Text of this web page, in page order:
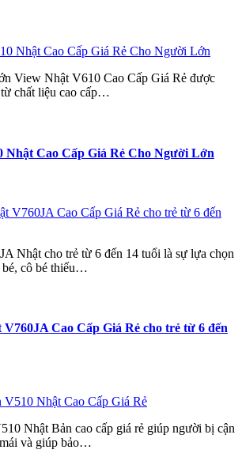
View Nhật V610 Cao Cấp Giá Rẻ được
chất liệu cao cấp…
Nhật Cao Cấp Giá Rẻ Cho Người Lớn
Nhật cho trẻ từ 6 đến 14 tuổi là sự lựa chọn
bé, cô bé thiếu…
Cao Cấp Giá Rẻ cho trẻ từ 6 đến
Nhật Bản cao cấp giá rẻ giúp người bị cận
và giúp bảo…